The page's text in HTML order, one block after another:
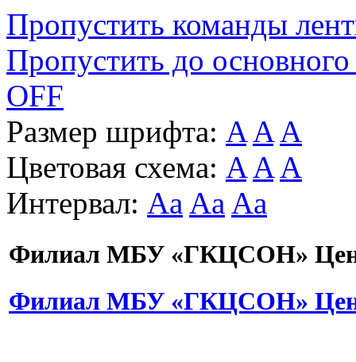
Пропустить команды
Пропустить до основного
OFF
Размер шрифта: A A A
Цветовая схема: A A A
Интервал: Aa Aa Aa
Филиал МБУ «ГКЦСОН»
Филиал МБУ «ГКЦСОН»